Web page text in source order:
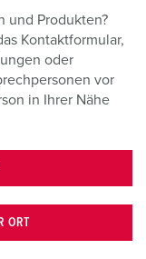
und Produkten?
Kontaktformular,
oder
vor
in Ihrer Nähe
ORT